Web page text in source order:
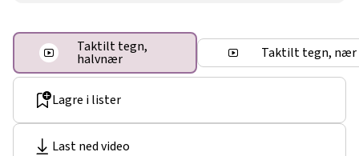
Lagre i lister
Last ned video
Taktilt tegn,
halvnær Taktilt tegn, nær